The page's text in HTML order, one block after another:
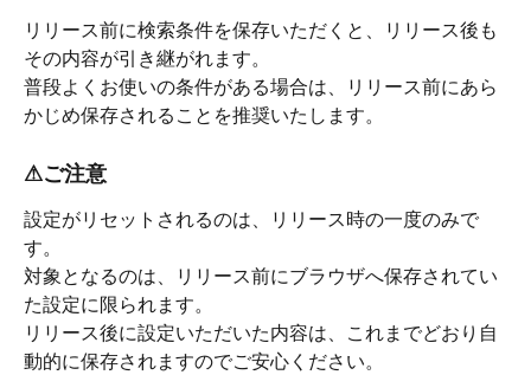
リリース前に検索条件を保存いただくと、リリース後も
その内容が引き継がれます。
普段よくお使いの条件がある場合は、リリース前にあら
かじめ保存されることを推奨いたします。
⚠ご注意
設定がリセットされるのは、リリース時の一度のみで
す。
対象となるのは、リリース前にブラウザへ保存されてい
た設定に限られます。
リリース後に設定いただいた内容は、これまでどおり自
動的に保存されますのでご安心ください。